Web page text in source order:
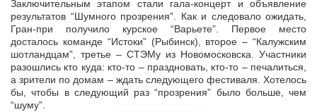
Заключительным этапом стали гала-концерт и объявление
результатов “Шумного прозрения”. Как и следовало ожидать,
Гран-при получило курское “Варьете”. Первое место
досталось команде “Истоки” (Рыбинск), второе – “Калужским
шотландцам”, третье – СТЭМу из Новомосковска. Участники
разошлись кто куда: кто-то – праздновать, кто-то – печалиться,
а зрители по домам – ждать следующего фестиваля. Хотелось
бы, чтобы в следующий раз “прозрения” было больше, чем
“шуму”.